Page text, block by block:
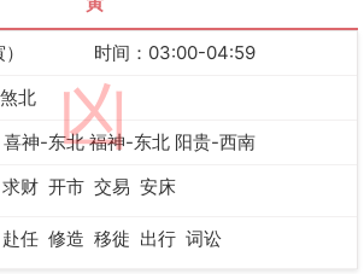
凶
时间：03:00-04:59
北
神-东北 福神-东北 阳贵-西南
求财 开市 交易 安床
赴任 修造 移徙 出行 词讼